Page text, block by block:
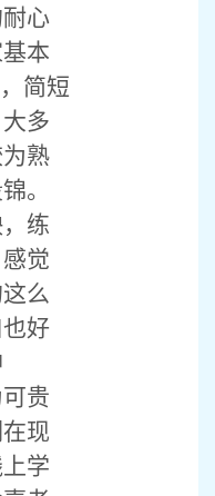
心
本
简短
多
熟
。
练
觉
么
好
贵
现
学